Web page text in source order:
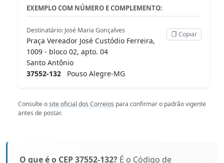
EXEMPLO COM NÚMERO E COMPLEMENTO:
Destinatário: José Maria Gonçalves
Praça Vereador José Custódio Ferreira,
1009 - bloco 02, apto. 04
Santo Antônio
37552-132 Pouso Alegre-MG
Copiar
Consulte osite oficial dos Correios para confirmar o padrão vigente
antes de postar.
O que é o CEP 37552-132? É o Código de